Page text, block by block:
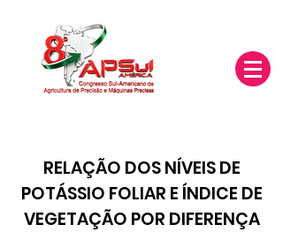
RELAÇÃO DOS NÍVEIS DE
POTÁSSIO FOLIAR E ÍNDICE DE
VEGETAÇÃO POR DIFERENÇA